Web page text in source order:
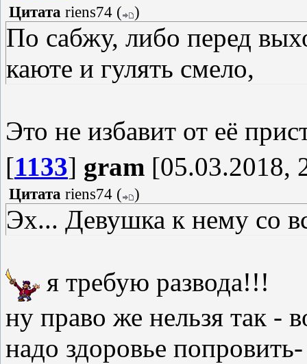
Цитата riens74 ( )
По сабжу, либо перед
каюте и гулять смело,
Это не избавит от её
[1133] gram [05.03.2018,
Цитата riens74 ( )
Эх... Девушка к нему со
я требую развода!!!
ну право же нельзя так -
надо здоровье